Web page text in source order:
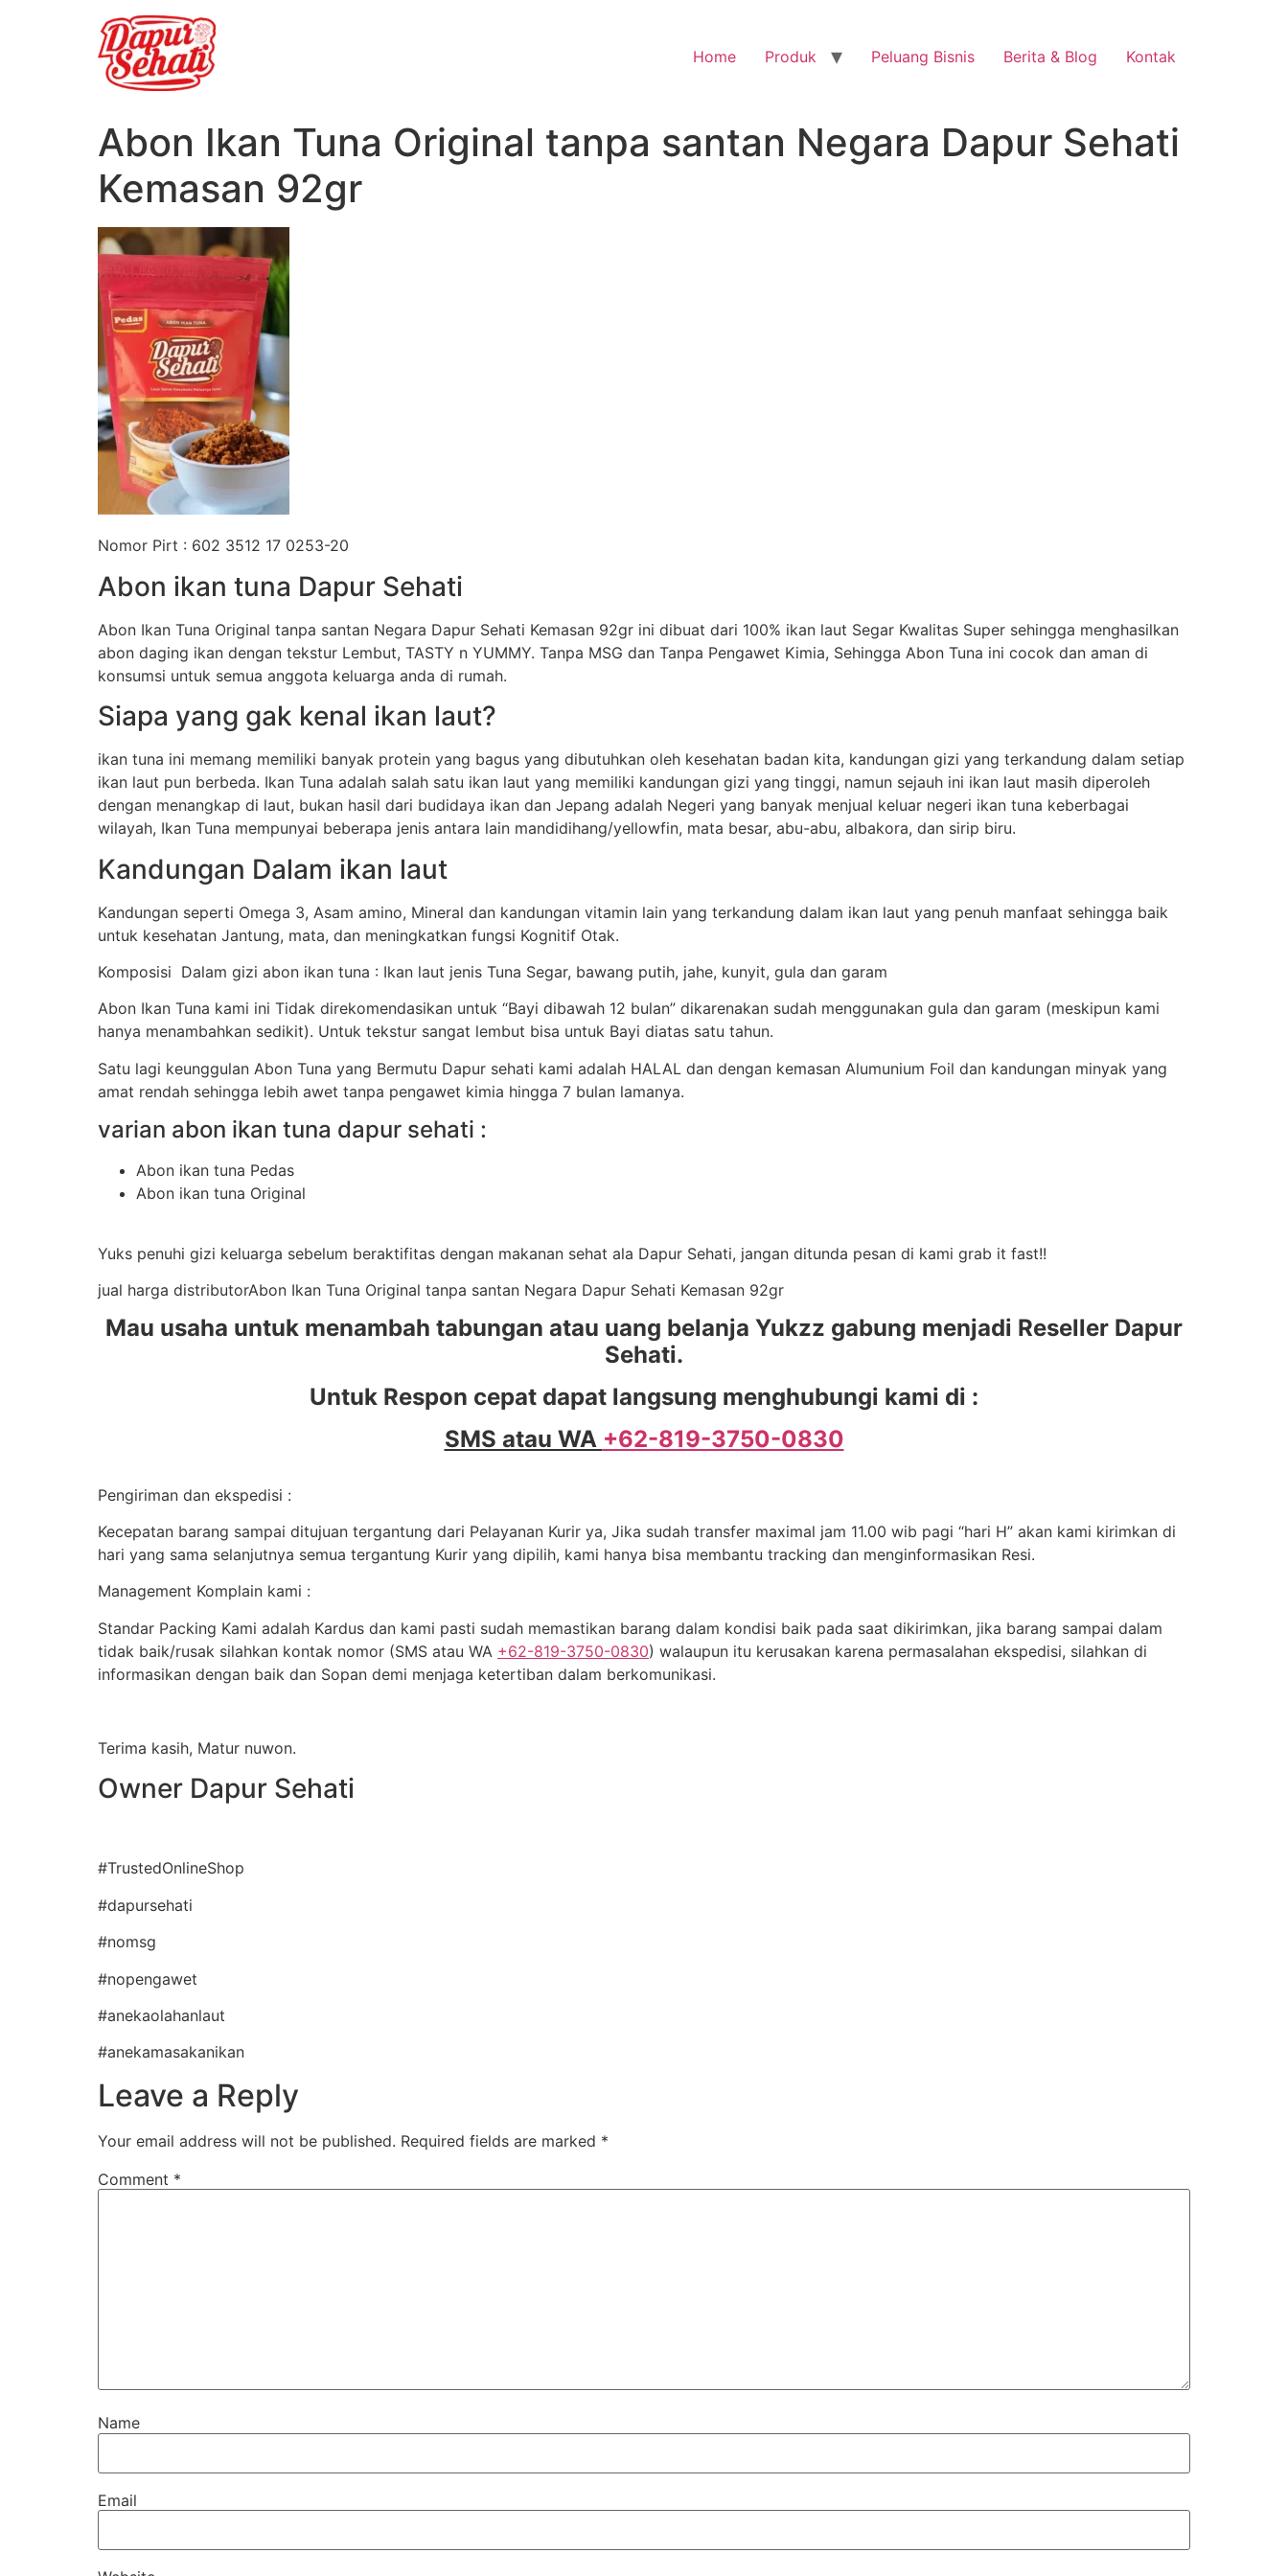
Home Produk Peluang Bisnis Berita & Blog Kontak
Abon Ikan Tuna Original tanpa santan Negara Dapur Sehati
Kemasan 92gr
Nomor Pirt : 602 3512 17 0253-20
Abon ikan tuna Dapur Sehati
Abon Ikan Tuna Original tanpa santan Negara Dapur Sehati Kemasan 92gr ini dibuat dari 100% ikan laut Segar Kwalitas Super sehingga menghasilkan
abon daging ikan dengan tekstur Lembut, TASTY n YUMMY. Tanpa MSG dan Tanpa Pengawet Kimia, Sehingga Abon Tuna ini cocok dan aman di
konsumsi untuk semua anggota keluarga anda di rumah.
Siapa yang gak kenal ikan laut?
ikan tuna ini memang memiliki banyak protein yang bagus yang dibutuhkan oleh kesehatan badan kita, kandungan gizi yang terkandung dalam setiap
ikan laut pun berbeda. Ikan Tuna adalah salah satu ikan laut yang memiliki kandungan gizi yang tinggi, namun sejauh ini ikan laut masih diperoleh
dengan menangkap di laut, bukan hasil dari budidaya ikan dan Jepang adalah Negeri yang banyak menjual keluar negeri ikan tuna keberbagai
wilayah, Ikan Tuna mempunyai beberapa jenis antara lain mandidihang/yellowfin, mata besar, abu-abu, albakora, dan sirip biru.
Kandungan Dalam ikan laut
Kandungan seperti Omega 3, Asam amino, Mineral dan kandungan vitamin lain yang terkandung dalam ikan laut yang penuh manfaat sehingga baik
untuk kesehatan Jantung, mata, dan meningkatkan fungsi Kognitif Otak.
Komposisi Dalam gizi abon ikan tuna : Ikan laut jenis Tuna Segar, bawang putih, jahe, kunyit, gula dan garam
Abon Ikan Tuna kami ini Tidak direkomendasikan untuk “Bayi dibawah 12 bulan” dikarenakan sudah menggunakan gula dan garam (meskipun kami
hanya menambahkan sedikit). Untuk tekstur sangat lembut bisa untuk Bayi diatas satu tahun.
Satu lagi keunggulan Abon Tuna yang Bermutu Dapur sehati kami adalah HALAL dan dengan kemasan Alumunium Foil dan kandungan minyak yang
amat rendah sehingga lebih awet tanpa pengawet kimia hingga 7 bulan lamanya.
varian abon ikan tuna dapur sehati :
Abon ikan tuna Pedas
Abon ikan tuna Original
Yuks penuhi gizi keluarga sebelum beraktifitas dengan makanan sehat ala Dapur Sehati, jangan ditunda pesan di kami grab it fast!!
jual harga distributorAbon Ikan Tuna Original tanpa santan Negara Dapur Sehati Kemasan 92gr
Mau usaha untuk menambah tabungan atau uang belanja Yukzz gabung menjadi Reseller Dapur
Sehati.
Untuk Respon cepat dapat langsung menghubungi kami di :
SMS atau WA +62-819-3750-0830
Pengiriman dan ekspedisi :
Kecepatan barang sampai ditujuan tergantung dari Pelayanan Kurir ya, Jika sudah transfer maximal jam 11.00 wib pagi “hari H” akan kami kirimkan di
hari yang sama selanjutnya semua tergantung Kurir yang dipilih, kami hanya bisa membantu tracking dan menginformasikan Resi.
Management Komplain kami :
Standar Packing Kami adalah Kardus dan kami pasti sudah memastikan barang dalam kondisi baik pada saat dikirimkan, jika barang sampai dalam
tidak baik/rusak silahkan kontak nomor (SMS atau WA +62-819-3750-0830) walaupun itu kerusakan karena permasalahan ekspedisi, silahkan di
informasikan dengan baik dan Sopan demi menjaga ketertiban dalam berkomunikasi.
Terima kasih, Matur nuwon.
Owner Dapur Sehati
#TrustedOnlineShop
#dapursehati
#nomsg
#nopengawet
#anekaolahanlaut
#anekamasakanikan
Leave a Reply
Your email address will not be published. Required fields are marked *
Comment *
Name
Email